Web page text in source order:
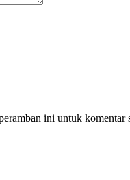
ini untuk komentar